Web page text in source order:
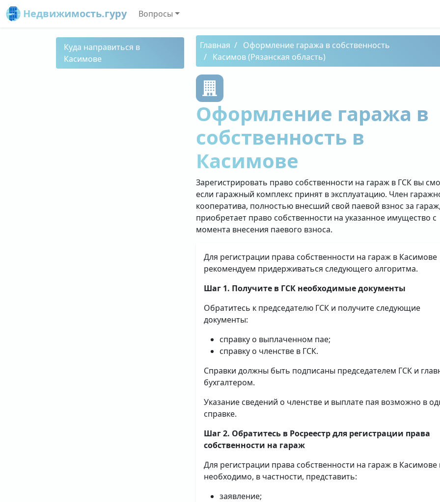
Недвижимость.гуру Вопросы
Куда направиться в
Касимове
Главная
Оформление гаража в собственность
Касимов (Рязанская область)
Оформление гаража в
собственность в
Касимове
Зарегистрировать право собственности на гараж в ГСК вы
если гаражный комплекс принят в эксплуатацию. Член
кооператива, полностью внесший свой паевой взнос за гараж,
приобретает право собственности на указанное имущество с
момента внесения паевого взноса.
Для регистрации права собственности на гараж в Касимове
рекомендуем придерживаться следующего алгоритма.
Шаг 1. Получите в ГСК необходимые документы
Обратитесь к председателю ГСК и получите следующие
документы:
справку о выплаченном пае;
справку о членстве в ГСК.
Справки должны быть подписаны председателем ГСК и
бухгалтером.
Указание сведений о членстве и выплате пая возможно в
справке.
Шаг 2. Обратитесь в Росреестр для регистрации права
собственности на гараж
Для регистрации права собственности на гараж в Касимове
необходимо, в частности, представить:
заявление;